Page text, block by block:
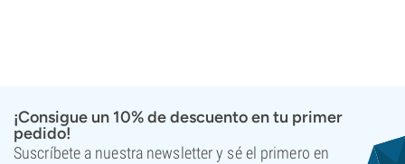
¡Consigue un 10% de descuento en tu primer
pedido!
Suscríbete a nuestra newsletter y sé el primero en